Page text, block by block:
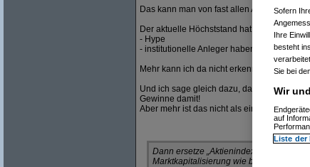
Das kann man von fast allen Assetklassen
Der aktuelle Höchststand hat zwei Gründe:
- Hype
- institutionelle Anleger haben heuer viel
Mehr kann ich da nicht erkennen, du?
Und ich sage gleich dazu, dass es völlig
Gewinne damit!
Aber mehr ist das nicht als eine
Dann ersetze „Aktienindex“ durch ein
Marktkapitalisierung wie btc. Was immer
Sofern
Ihre
besteht
Sie bei
Wir
auf
Liste der